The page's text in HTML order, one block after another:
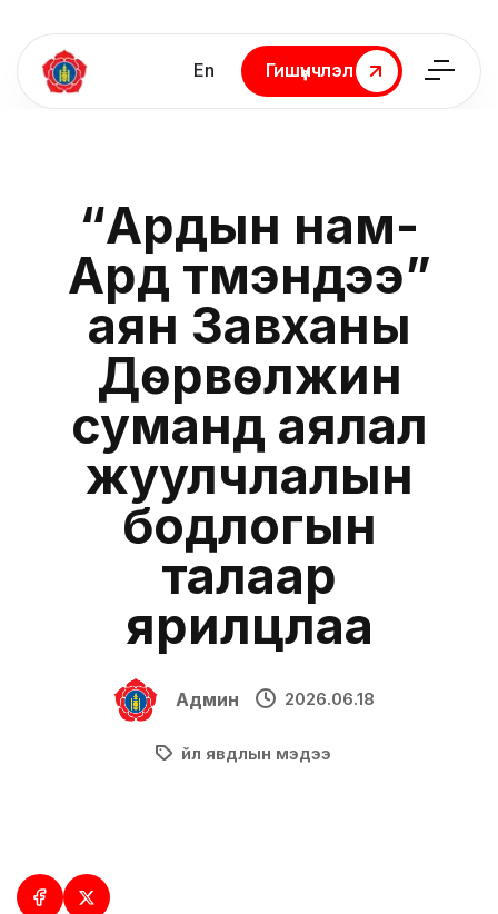
En
Гишүүнчлэл
Гишүүнчлэл
“Ардын нам-
Ард түмэндээ”
аян Завханы
Дөрвөлжин
суманд аялал
жуулчлалын
бодлогын
талаар
ярилцлаа
Админ 2026.06.18
Үйл явдлын мэдээ